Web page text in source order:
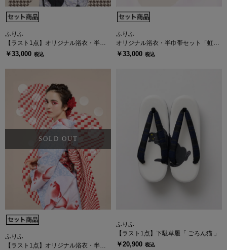
ふりふ
【ラスト1点】オリジナル浴衣・半巾
帯セット「猫の恩返し」
￥33,000 税込
ふりふ
オリジナル浴衣・半巾帯セット「虹鳥
マリン」
￥33,000 税込
ふりふ
【ラスト1点】オリジナル浴衣・半巾
ふりふ
【ラスト1点】下駄草履「 ごろん猫 」
￥20,900 税込